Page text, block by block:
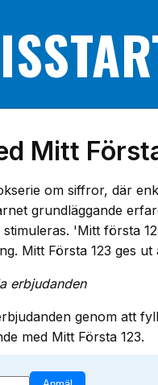
Mitt
om siffror, där
grundläggande
'Mitt första
Mitt Första 123 ges ut
erbjudanden
genom att
med Mitt Första 123.